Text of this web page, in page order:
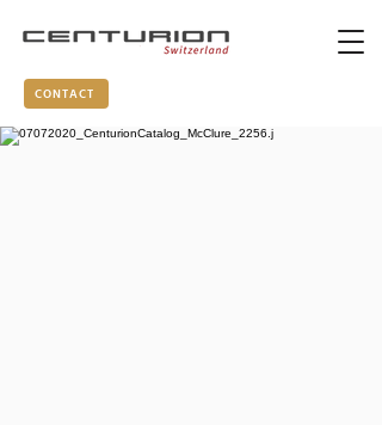
CONTACT